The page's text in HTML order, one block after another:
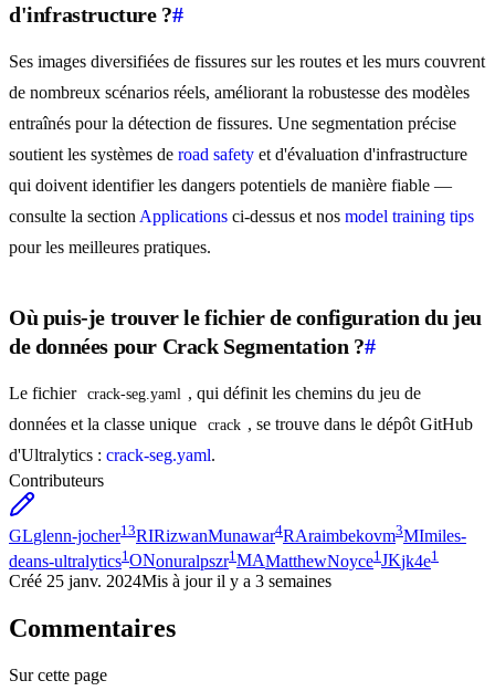
d'infrastructure ?#
Ses images diversifiées de fissures sur les routes et les murs couvrent
de nombreux scénarios réels, améliorant la robustesse des modèles
entraînés pour la détection de fissures. Une segmentation précise
soutient les systèmes de road safety et d'évaluation d'infrastructure
qui doivent identifier les dangers potentiels de manière fiable —
consulte la section Applications ci-dessus et nos model training tips
pour les meilleures pratiques.
Où puis-je trouver le fichier de configuration du jeu
de données pour Crack Segmentation ?#
Le fichier crack-seg.yaml , qui définit les chemins du jeu de
données et la classe unique
crack , se trouve dans le dépôt GitHub
d'Ultralytics : crack-seg.yaml.
Contributeurs
GLglenn-jocher13RIRizwanMunawar4RAraimbekovm3MImiles-
deans-ultralytics1 ONonuralpszr1 MAMatthewNoyce1 JKjk4e1
Créé 25 janv. 2024Mis à jour il y a 3 semaines
Commentaires
Sur cette page